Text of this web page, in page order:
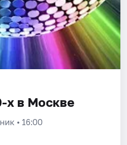
х в Москве
• 16:00